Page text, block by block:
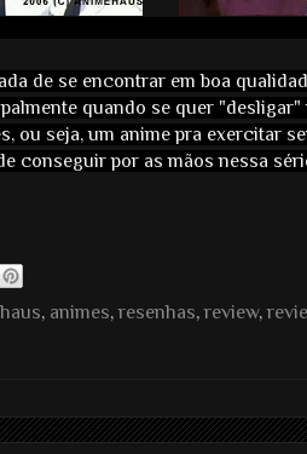
de se encontrar em boa
quando se quer
ou seja, um anime pra exercitar
conseguir por as mãos nessa
, animes,resenhas,review,